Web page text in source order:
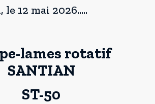
12 mai 2026.....
lames rotatif
SANTIAN
ST-50